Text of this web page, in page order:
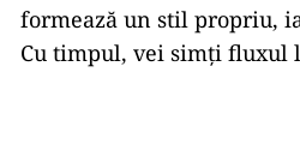
Platforma potrivită